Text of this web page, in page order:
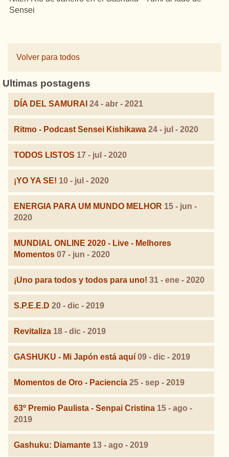
Sensei
Volver para todos
Ultimas postagens
DÍA DEL SAMURAI 24 - abr - 2021
Ritmo - Podcast Sensei Kishikawa 24 - jul - 2020
TODOS LISTOS 17 - jul - 2020
¡YO YA SE! 10 - jul - 2020
ENERGIA PARA UM MUNDO MELHOR 15 - jun -
2020
MUNDIAL ONLINE 2020 - Live - Melhores
Momentos 07 - jun - 2020
¡Uno para todos y todos para uno! 31 - ene - 2020
S.P.E.E.D 20 - dic - 2019
Revitaliza 18 - dic - 2019
GASHUKU - Mi Japón está aquí 09 - dic - 2019
Momentos de Oro - Paciencia 25 - sep - 2019
63º Premio Paulista - Senpai Cristina 15 - ago -
2019
Gashuku: Diamante 13 - ago - 2019